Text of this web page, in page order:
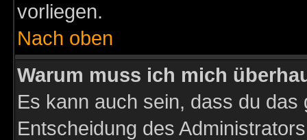
vorliegen.
Nach oben
Warum muss ich mich
Es kann auch sein, dass du
Entscheidung des